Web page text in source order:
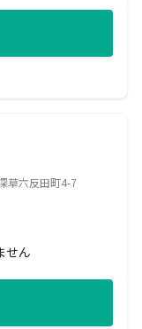
草六反田町4-7
せん